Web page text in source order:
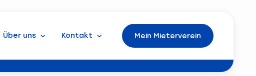
Über uns Kontakt Mein Mieterverein